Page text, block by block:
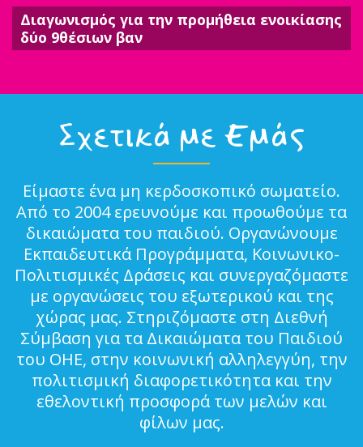
Διαγωνισμός για την προμήθεια ενοικίασης
δύο 9θέσιων βαν
Σχετικά με Εμάς
Είμαστε ένα μη κερδοσκοπικό σωματείο.
Από το 2004 ερευνούμε και προωθούμε τα
δικαιώματα του παιδιού. Οργανώνουμε
Εκπαιδευτικά Προγράμματα, Κοινωνικο-
Πολιτισμικές Δράσεις και συνεργαζόμαστε
με οργανώσεις του εξωτερικού και της
χώρας μας. Στηριζόμαστε στη Διεθνή
Σύμβαση για τα Δικαιώματα του Παιδιού
του ΟΗΕ, στην κοινωνική αλληλεγγύη, την
πολιτισμική διαφορετικότητα και την
εθελοντική προσφορά των μελών και
φίλων μας.